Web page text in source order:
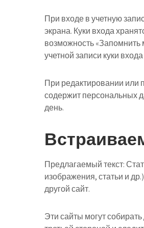
При входе в учетную
экрана. Куки входа
возможность «Запомнить
учетной записи куки
При редактировании или
содержит персональных
день.
Предлагаемый текст:
изображения, статьи и
другой сайт.
Эти сайты могут